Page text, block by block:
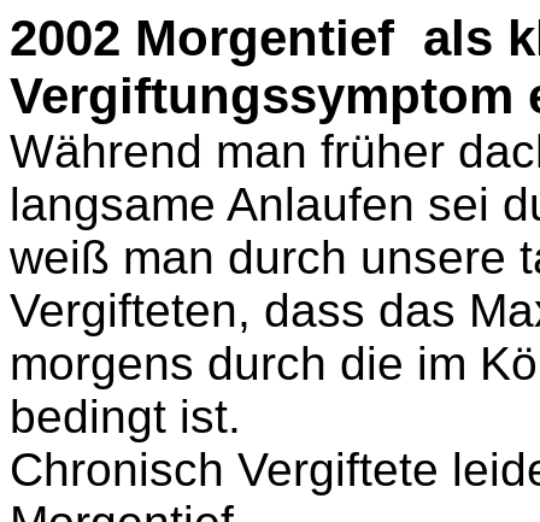
2002 Morgentief als
Vergiftungssymptom
Während man früher
langsame Anlaufen sei
weiß man durch unsere
Vergifteten, dass das
morgens durch die im
bedingt ist.
Chronisch Vergiftete